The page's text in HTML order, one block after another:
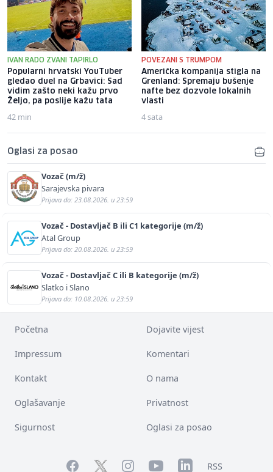
IVAN RADO ZVANI TAPIRLO
Popularni hrvatski YouTuber
gledao duel na Grbavici: Sad
vidim zašto neki kažu prvo
Željo, pa poslije kažu tata
42 min
POVEZANI S TRUMPOM
Američka kompanija stigla na
Grenland: Spremaju bušenje
nafte bez dozvole lokalnih
vlasti
4 sata
Oglasi za posao
Vozač (m/ž)
Sarajevska pivara
Prijava do: 23.08.2026. u 23:59
Vozač - Dostavljač B ili C1 kategorije (m/ž)
Atal Group
Prijava do: 20.08.2026. u 23:59
Vozač - Dostavljač C ili B kategorije (m/ž)
Slatko i Slano
Prijava do: 10.08.2026. u 23:59
Početna Dojavite vijest
Impressum Komentari
Kontakt O nama
Oglašavanje Privatnost
Sigurnost Oglasi za posao
FacebookTwitterInstagramYouTubeLinkedInRSS